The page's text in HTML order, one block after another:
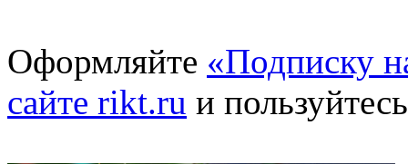
Оформляйте «Подписку
сайте rikt.ru и